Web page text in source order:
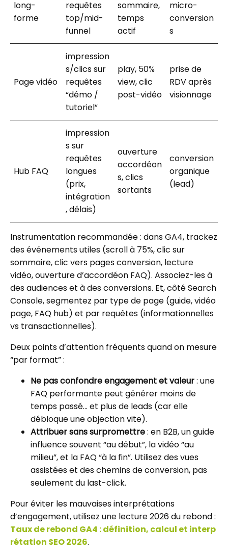
long-
forme
requêtes
top/mid-
funnel
sommaire,
temps
actif
micro-
conversion
s
Page vidéo
impression
s/clics sur
requêtes
“démo /
tutoriel”
play, 50%
view, clic
post-vidéo
prise de
RDV après
visionnage
Hub FAQ
impression
s sur
requêtes
longues
(prix,
intégration
, délais)
ouverture
accordéon
s, clics
sortants
conversion
organique
(lead)
Instrumentation recommandée : dans GA4, trackez
des événements utiles (scroll à 75%, clic sur
sommaire, clic vers pages conversion, lecture
vidéo, ouverture d’accordéon FAQ). Associez-les à
des audiences et à des conversions. Et, côté Search
Console, segmentez par type de page (guide, vidéo
page, FAQ hub) et par requêtes (informationnelles
vs transactionnelles).
Deux points d’attention fréquents quand on mesure
“par format” :
Ne pas confondre engagement et valeur: une
FAQ performante peut générer moins de
temps passé… et plus de leads (car elle
débloque une objection vite).
Attribuer sans surpromettre: en B2B, un guide
influence souvent “au début”, la vidéo “au
milieu”, et la FAQ “à la fin”. Utilisez des vues
assistées et des chemins de conversion, pas
seulement du last-click.
Pour éviter les mauvaises interprétations
d’engagement, utilisez une lecture 2026 du rebond :
Taux de rebond GA4 : définition, calcul et interp
rétation SEO 2026.